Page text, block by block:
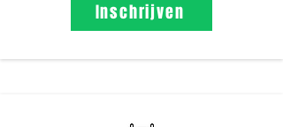
Inschrijven